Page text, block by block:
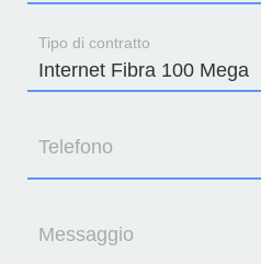
Tipo di contratto
Telefono
Messaggio